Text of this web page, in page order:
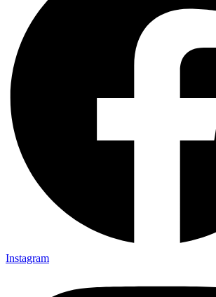
Instagram